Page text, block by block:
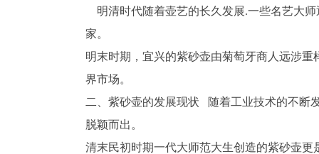
明清时代随着壶艺的长久发展.一些名艺大
家。
明末时期，宜兴的紫砂壶由菊萄牙商人远涉
界市场。
二、紫砂壶的发展现状 随着工业技术的不断
脱颖而出。
清末民初时期一代大师范大生创造的紫砂壶